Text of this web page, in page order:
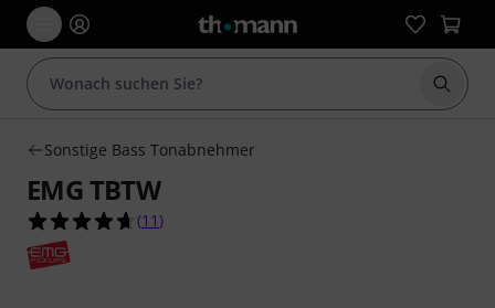
Suche
Sonstige Bass Tonabnehmer
EMG TBTW
4.6 von 5 Sternen aus 11 Kundenbewertungen
(11 )